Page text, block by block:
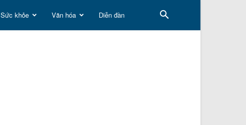
Sức khỏe Văn hóa Diễn đàn